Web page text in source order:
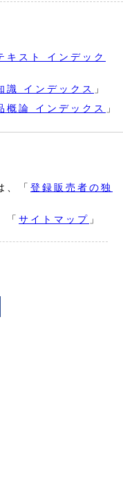
キスト インデック
識 インデックス
」
概論 インデックス 」
、「 登録販売者の独
「 サイトマップ 」